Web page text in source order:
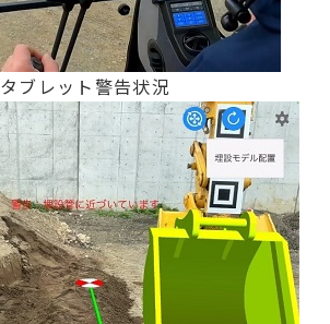
タブレット警告状況